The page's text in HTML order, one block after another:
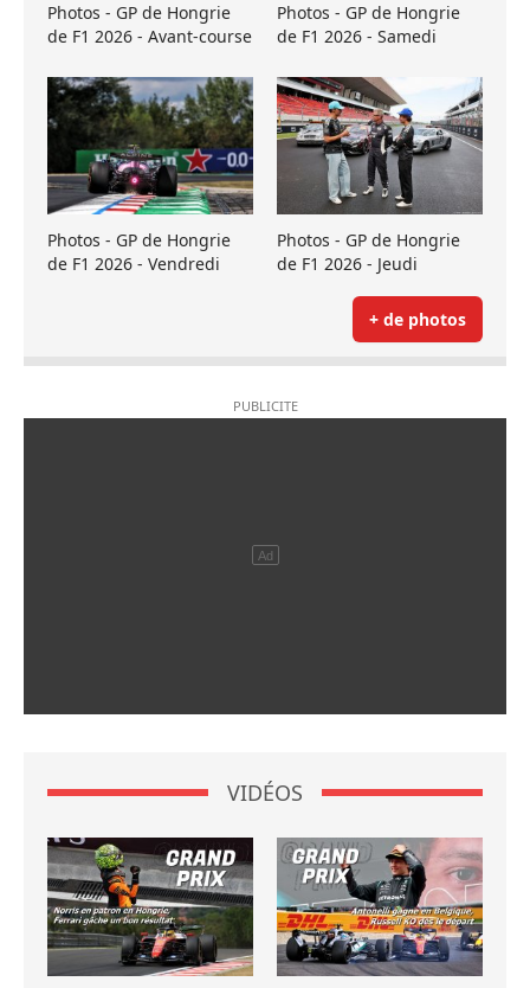
Photos - GP de Hongrie
de F1 2026 - Avant-course
Photos - GP de Hongrie
de F1 2026 - Samedi
Photos - GP de Hongrie
de F1 2026 - Vendredi
Photos - GP de Hongrie
de F1 2026 - Jeudi
+ de photos
VIDÉOS